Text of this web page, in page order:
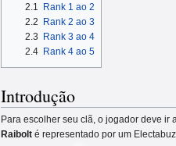
2.1
Rank 1 ao 2
2.2
Rank 2 ao 3
2.3
Rank 3 ao 4
2.4 Rank 4 ao 5
Introdução
Para escolher seu clã, o jogador deve ir
Raibolt é representado por um